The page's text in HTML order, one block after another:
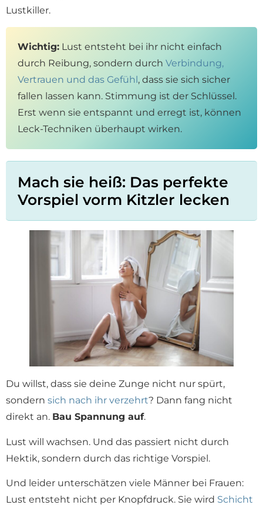
Lustkiller.
Wichtig: Lust entsteht bei ihr nicht einfach
durch Reibung, sondern durch Verbindung,
Vertrauen und das Gefühl , dass sie sich sicher
fallen lassen kann. Stimmung ist der Schlüssel.
Erst wenn sie entspannt und erregt ist, können
Leck-Techniken überhaupt wirken.
Mach sie heiß: Das perfekte
Vorspiel vorm Kitzler lecken
Du willst, dass sie deine Zunge nicht nur spürt,
sondern sich nach ihr verzehrt? Dann fang nicht
direkt an. Bau Spannung auf.
Lust will wachsen. Und das passiert nicht durch
Hektik, sondern durch das richtige Vorspiel.
Und leider unterschätzen viele Männer bei Frauen:
Lust entsteht nicht per Knopfdruck. Sie wird Schicht